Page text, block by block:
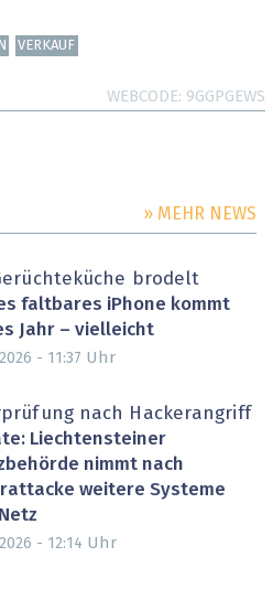
VERKAUF
WEBCODE 9GGPGEWS
» MEHR NEWS
brodelt
faltbares iPhone kommt
Jahr – vielleicht
- 11:37 Uhr
nach Hackerangriff
Liechtensteiner
nimmt nach
weitere Systeme
- 12:14 Uhr